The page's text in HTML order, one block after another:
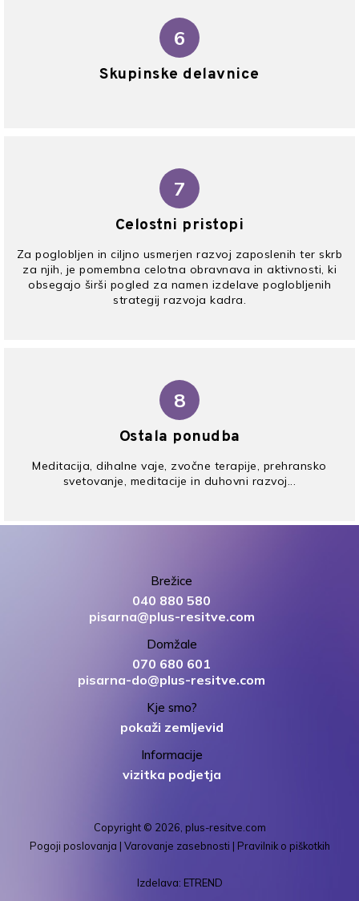
6
Skupinske delavnice
7
Celostni pristopi
Za poglobljen in ciljno usmerjen razvoj zaposlenih ter skrb
za njih, je pomembna celotna obravnava in aktivnosti, ki
obsegajo širši pogled za namen izdelave poglobljenih
strategij razvoja kadra.
8
Ostala ponudba
Meditacija, dihalne vaje, zvočne terapije, prehransko
svetovanje, meditacije in duhovni razvoj...
Brežice
040 880 580
pisarna@plus-resitve.com
Domžale
070 680 601
pisarna-do@plus-resitve.com
Kje smo?
pokaži zemljevid
Informacije
vizitka podjetja
Copyright © 2026, plus-resitve.com
Pogoji poslovanja | Varovanje zasebnosti | Pravilnik o piškotkih
Izdelava: ETREND